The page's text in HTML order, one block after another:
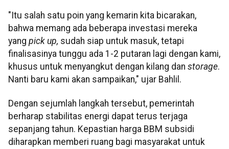
"Itu salah satu poin yang kemarin kita bicarakan,
bahwa memang ada beberapa investasi mereka
yang pick up, sudah siap untuk masuk, tetapi
finalisasinya tunggu ada 1-2 putaran lagi dengan kami,
khusus untuk menyangkut dengan kilang dan storage.
Nanti baru kami akan sampaikan," ujar Bahlil.
Dengan sejumlah langkah tersebut, pemerintah
berharap stabilitas energi dapat terus terjaga
sepanjang tahun. Kepastian harga BBM subsidi
diharapkan memberi ruang bagi masyarakat untuk